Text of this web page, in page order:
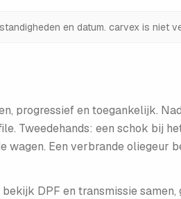
en datum. carvex is niet
progressief en toegankelijk.
Tweedehands: een schok bij
Een verbrande oliegeur
DPF en transmissie